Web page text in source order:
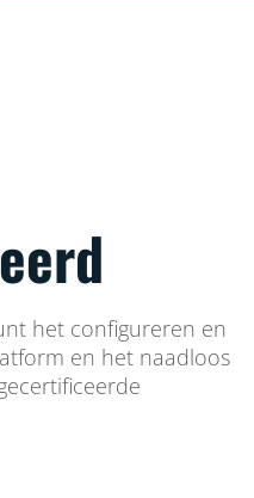
het configureren en
en het naadloos